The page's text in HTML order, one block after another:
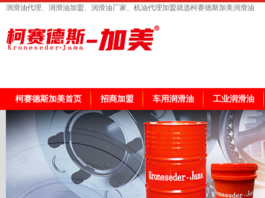
润滑油代理、润滑油加盟、润滑油厂家、机油代理加盟就选柯赛德斯加美润滑油
柯赛德斯加美首页 招商加盟 车用润滑油 工业润滑油